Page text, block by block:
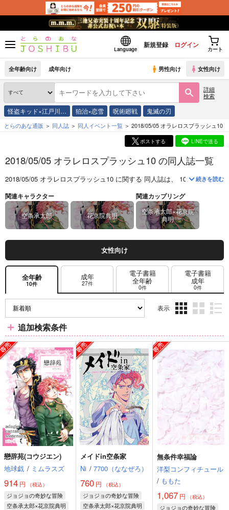
Language
新規登録 ログイン
カート
全年齢向け 成年向け 男性向け 女性向け
詳細
検索
怪盗キッド×江戸川… 狛治×恋雪 呪術廻戦 鬼滅の刃
とらのあな通販 同人誌 同人イベント一覧 2018/05/05 オラレロスプラッシュ10
ポストする LINEで送る
2018/05/05 オラレロスプラッシュ10 の同人誌一覧
2018/05/05 オラレロスプラッシュ10 に関する 同人誌は、 10 件お取り扱
続きを読む
関連キャラクター
空条承太郎 花京院典明
関連カップリング
空条承太郎×花京院
典明
女性向け
全年齢
10件
成年
27件
電子書籍
全年齢
0件
電子書籍
成年
0件
表示
ム
表
示
ム
表
示
ム
表
示
追加検索条件
戀辞苑(コウジエン)
地球戯 / ミムラスズ
914 円 （税込）
ジョジョの奇妙な冒険
空条承太郎×花京院典明
メイドin空条家
Ni / 7700（ななぜろ）
760 円 （税込）
ジョジョの奇妙な冒険
空条承太郎×花京院典明
無条件幸福論
洋梨コンフィチュール
/ ももた
1,067円 （税込）
ジョジョの奇妙な冒険